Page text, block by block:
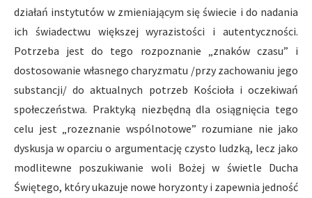
działań instytutów w zmieniającym się świecie i do nadania
ich świadectwu większej wyrazistości i autentyczności.
Potrzeba jest do tego rozpoznanie „znaków czasu” i
dostosowanie własnego charyzmatu /przy zachowaniu jego
substancji/ do aktualnych potrzeb Kościoła i oczekiwań
społeczeństwa. Praktyką niezbędną dla osiągnięcia tego
celu jest „rozeznanie wspólnotowe” rozumiane nie jako
dyskusja w oparciu o argumentację czysto ludzką, lecz jako
modlitewne poszukiwanie woli Bożej w świetle Ducha
Świętego, który ukazuje nowe horyzonty i zapewnia jedność